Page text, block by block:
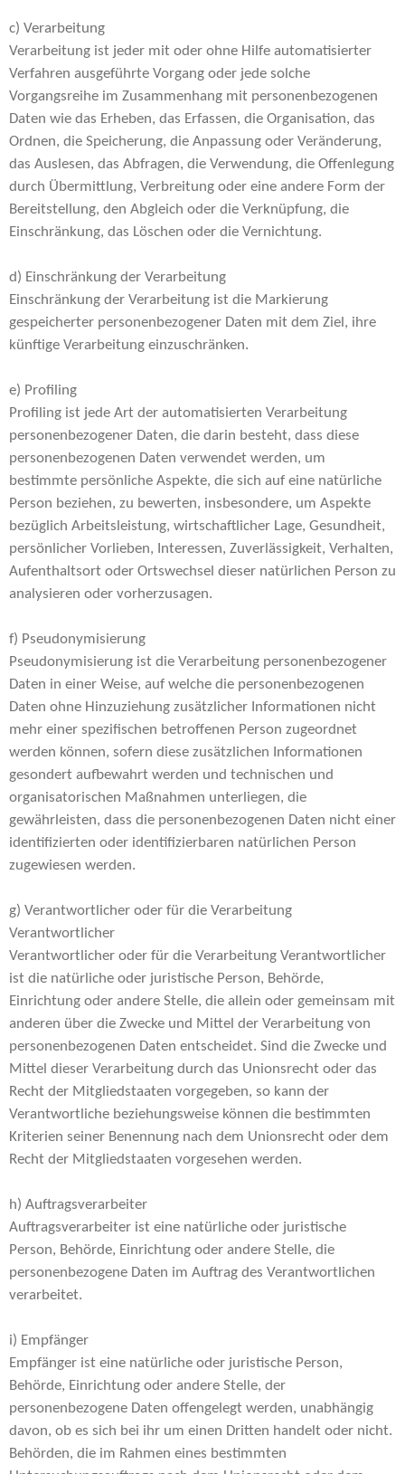
c) Verarbeitung
Verarbeitung ist jeder mit oder ohne Hilfe automatisierter
Verfahren ausgeführte Vorgang oder jede solche
Vorgangsreihe im Zusammenhang mit personenbezogenen
Daten wie das Erheben, das Erfassen, die Organisation, das
Ordnen, die Speicherung, die Anpassung oder Veränderung,
das Auslesen, das Abfragen, die Verwendung, die Offenlegung
durch Übermittlung, Verbreitung oder eine andere Form der
Bereitstellung, den Abgleich oder die Verknüpfung, die
Einschränkung, das Löschen oder die Vernichtung.
d) Einschränkung der Verarbeitung
Einschränkung der Verarbeitung ist die Markierung
gespeicherter personenbezogener Daten mit dem Ziel, ihre
künftige Verarbeitung einzuschränken.
e) Profiling
Profiling ist jede Art der automatisierten Verarbeitung
personenbezogener Daten, die darin besteht, dass diese
personenbezogenen Daten verwendet werden, um
bestimmte persönliche Aspekte, die sich auf eine natürliche
Person beziehen, zu bewerten, insbesondere, um Aspekte
bezüglich Arbeitsleistung, wirtschaftlicher Lage, Gesundheit,
persönlicher Vorlieben, Interessen, Zuverlässigkeit, Verhalten,
Aufenthaltsort oder Ortswechsel dieser natürlichen Person zu
analysieren oder vorherzusagen.
f) Pseudonymisierung
Pseudonymisierung ist die Verarbeitung personenbezogener
Daten in einer Weise, auf welche die personenbezogenen
Daten ohne Hinzuziehung zusätzlicher Informationen nicht
mehr einer spezifischen betroffenen Person zugeordnet
werden können, sofern diese zusätzlichen Informationen
gesondert aufbewahrt werden und technischen und
organisatorischen Maßnahmen unterliegen, die
gewährleisten, dass die personenbezogenen Daten nicht einer
identifizierten oder identifizierbaren natürlichen Person
zugewiesen werden.
g) Verantwortlicher oder für die Verarbeitung
Verantwortlicher
Verantwortlicher oder für die Verarbeitung Verantwortlicher
ist die natürliche oder juristische Person, Behörde,
Einrichtung oder andere Stelle, die allein oder gemeinsam mit
anderen über die Zwecke und Mittel der Verarbeitung von
personenbezogenen Daten entscheidet. Sind die Zwecke und
Mittel dieser Verarbeitung durch das Unionsrecht oder das
Recht der Mitgliedstaaten vorgegeben, so kann der
Verantwortliche beziehungsweise können die bestimmten
Kriterien seiner Benennung nach dem Unionsrecht oder dem
Recht der Mitgliedstaaten vorgesehen werden.
h) Auftragsverarbeiter
Auftragsverarbeiter ist eine natürliche oder juristische
Person, Behörde, Einrichtung oder andere Stelle, die
personenbezogene Daten im Auftrag des Verantwortlichen
verarbeitet.
i) Empfänger
Empfänger ist eine natürliche oder juristische Person,
Behörde, Einrichtung oder andere Stelle, der
personenbezogene Daten offengelegt werden, unabhängig
davon, ob es sich bei ihr um einen Dritten handelt oder nicht.
Behörden, die im Rahmen eines bestimmten